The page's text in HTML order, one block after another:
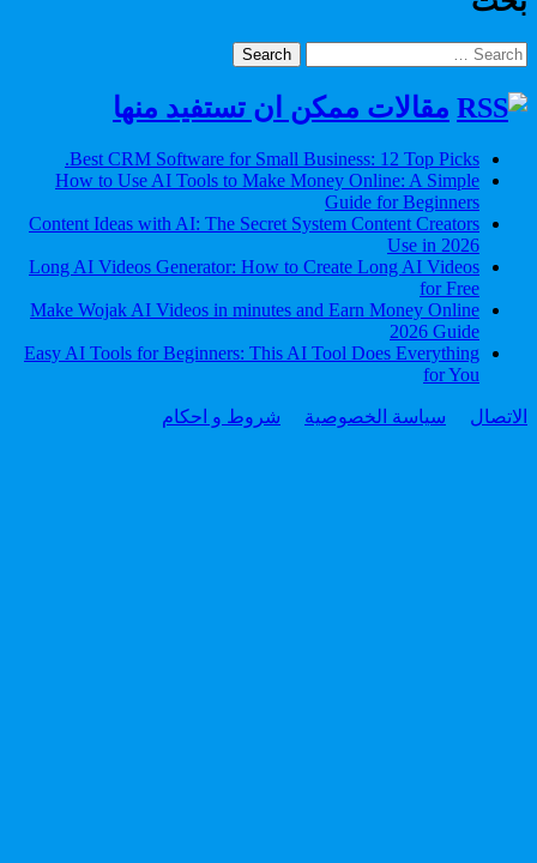
Search
for:
مقالات ممكن ان تستفيد منها
Best CRM Software for Small Business: 12 Top Picks.
How to Use AI Tools to Make Money Online: A Simple
Guide for Beginners
Content Ideas with AI: The Secret System Content Creators
Use in 2026
Long AI Videos Generator: How to Create Long AI Videos
for Free
Make Wojak AI Videos in minutes and Earn Money Online
2026 Guide
Easy AI Tools for Beginners: This AI Tool Does Everything
for You
الاتصال سياسة الخصوصية شروط و احكام